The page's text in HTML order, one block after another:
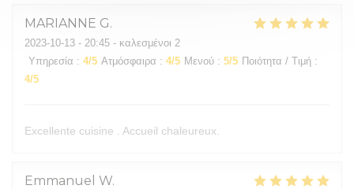
MARIANNE G
2023-10-13 - 20:45 - καλεσμένοι 2
Υπηρεσία : 4/5 Ατμόσφαιρα : 4/5 Μενού : 5/5 Ποιότητα / Τιμή :
4/5
Excellente cuisine . Accueil chaleureux.
Emmanuel W